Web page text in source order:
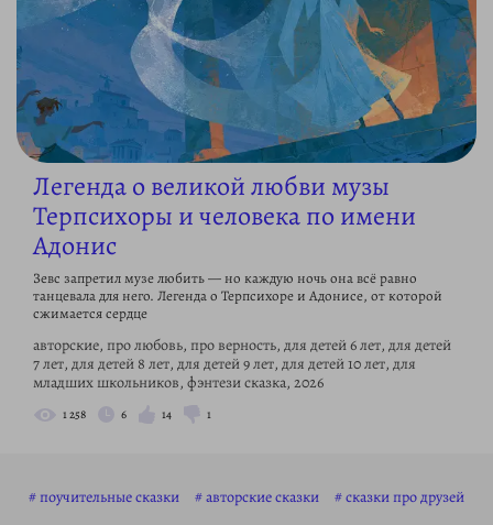
Легенда о великой любви музы
Терпсихоры и человека по имени
Адонис
Зевс запретил музе любить — но каждую ночь она всё равно
танцевала для него. Легенда о Терпсихоре и Адонисе, от которой
сжимается сердце
авторские, про любовь, про верность, для детей 6 лет, для детей
7 лет, для детей 8 лет, для детей 9 лет, для детей 10 лет, для
младших школьников, фэнтези сказка, 2026
1 258 6 14 1
поучительные сказки авторские сказки
сказки про друзей